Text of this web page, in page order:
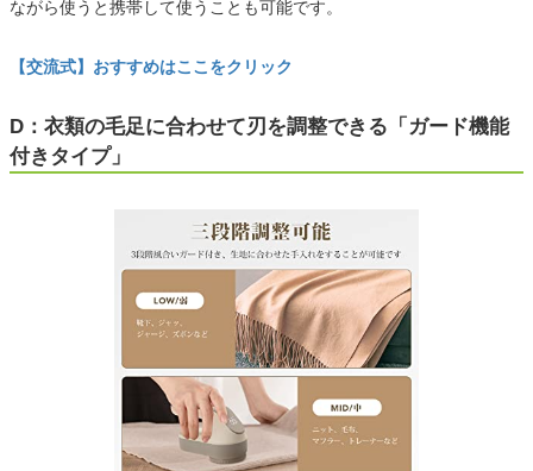
ながら使うと携帯して使うことも可能です。
【交流式】おすすめはここをクリック
D：衣類の毛足に合わせて刃を調整できる「ガード機能
付きタイプ」